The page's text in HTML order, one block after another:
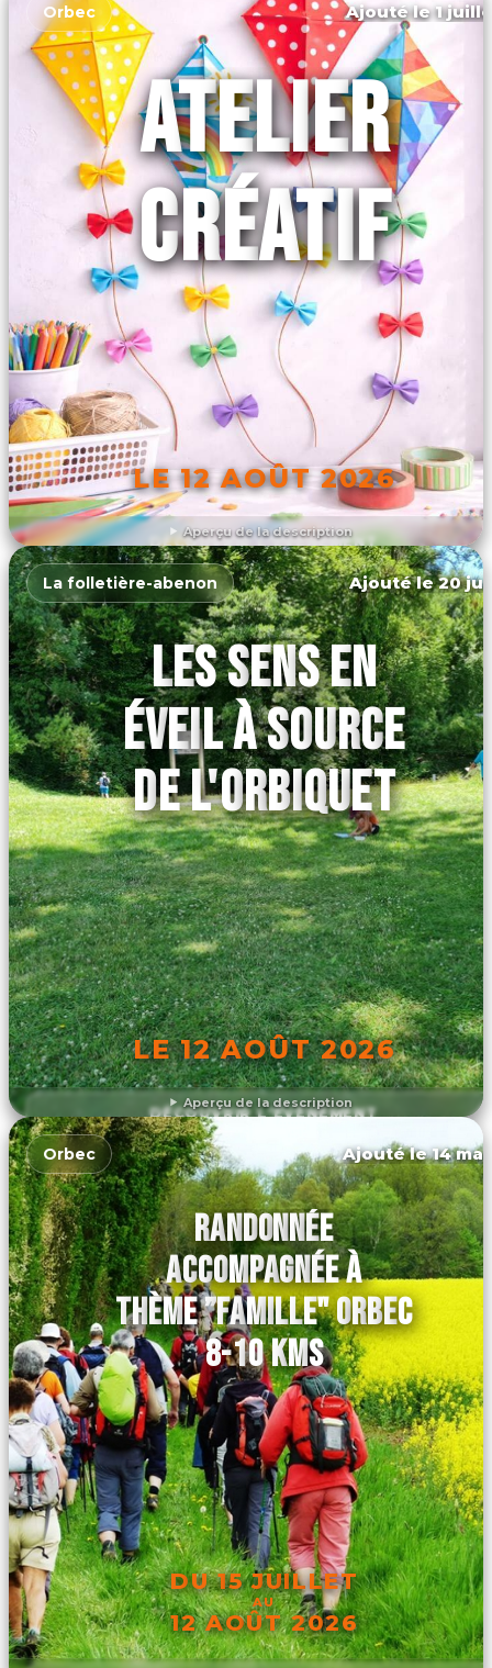
Aperçu de la description
Orbec Ajouté le 1
ATELIER
CRÉATIF
LE 12 AOÛT 2026
DÉCOUVRIR L'ÉVÉNEMENT
Aperçu de la description
La folletière-abenon Ajouté le 20
LES SENS EN
ÉVEIL À SOURCE
DE L'ORBIQUET
LE 12 AOÛT 2026
DÉCOUVRIR L'ÉVÉNEMENT
Orbec Ajouté le 14
RANDONNÉE
ACCOMPAGNÉE À
THÈME ”FAMILLE" ORBEC
8-10 KMS
DU 15 JUILLET
AU
12 AOÛT 2026